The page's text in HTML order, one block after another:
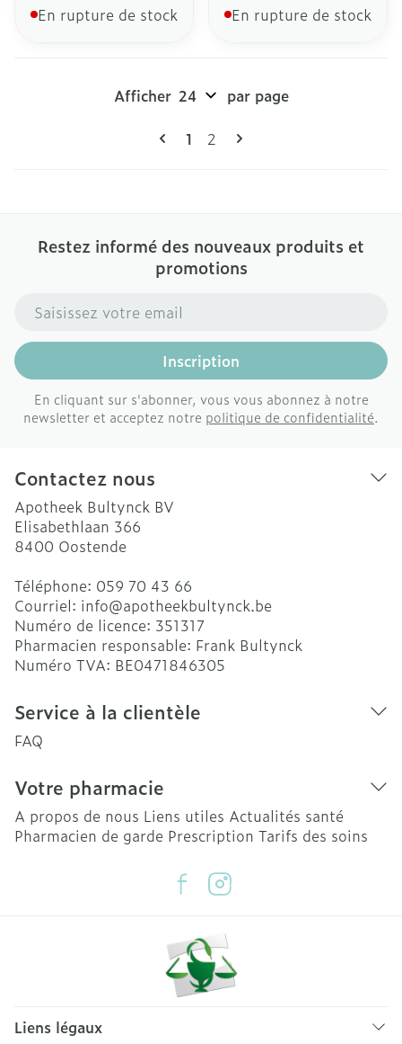
En rupture de stock En rupture de stock
Pages
Vous lisez actuellement la
1 Page
2
Afficher par page
Restez informé des nouveaux produits et
promotions
Adresse mail
Inscription
En cliquant sur s'abonner, vous vous abonnez à notre
newsletter et acceptez notre politique de confidentialité.
Contactez nous
Apotheek Bultynck BV
Elisabethlaan 366
8400 Oostende
Téléphone: 059 70 43 66
Courriel: info@apotheekbultynck.be
Numéro de licence: 351317
Pharmacien responsable: Frank Bultynck
Numéro TVA: BE0471846305
Service à la clientèle
FAQ
Votre pharmacie
A propos de nous Liens utiles Actualités santé
Pharmacien de garde Prescription Tarifs des soins
Liens légaux